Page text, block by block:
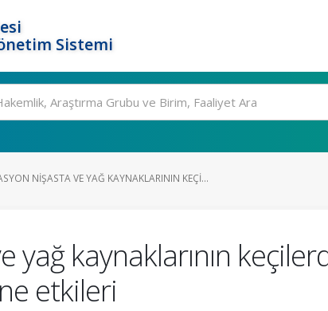
Sistemi
NIŞASTA VE YAĞ KAYNAKLARININ KEÇI...
yağ kaynaklarının
etkileri